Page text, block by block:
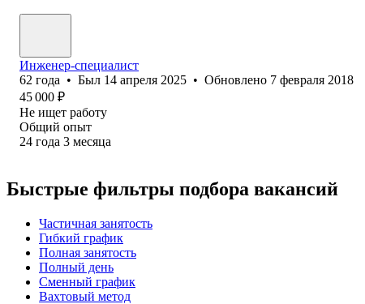
Инженер-специалист
62 года • Был 14 апреля 2025 • Обновлено 7 февраля 2018
45 000 ₽
Не ищет работу
Общий опыт
24 года 3 месяца
Быстрые фильтры подбора вакансий
Частичная занятость
Гибкий график
Полная занятость
Полный день
Сменный график
Вахтовый метод